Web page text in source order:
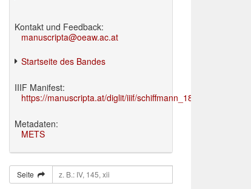
Kontakt und Feedback:
manuscripta@oeaw.ac.at
Startseite des Bandes
IIIF Manifest:
https://manuscripta.at/diglit/iiif/schiffmann_1895/manifest.json
Metadaten:
METS
Seite